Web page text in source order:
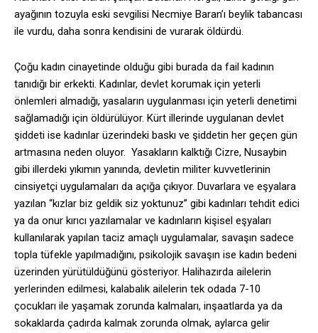
ayağının tozuyla eski sevgilisi Necmiye Baran’ı beylik tabancası
ile vurdu, daha sonra kendisini de vurarak öldürdü.
Çoğu kadın cinayetinde olduğu gibi burada da fail kadının
tanıdığı bir erkekti. Kadınlar, devlet korumak için yeterli
önlemleri almadığı, yasaların uygulanması için yeterli denetimi
sağlamadığı için öldürülüyor. Kürt illerinde uygulanan devlet
şiddeti ise kadınlar üzerindeki baskı ve şiddetin her geçen gün
artmasına neden oluyor. Yasakların kalktığı Cizre, Nusaybin
gibi illerdeki yıkımın yanında, devletin militer kuvvetlerinin
cinsiyetçi uygulamaları da açığa çıkıyor. Duvarlara ve eşyalara
yazılan “kızlar biz geldik siz yoktunuz” gibi kadınları tehdit edici
ya da onur kırıcı yazılamalar ve kadınların kişisel eşyaları
kullanılarak yapılan taciz amaçlı uygulamalar, savaşın sadece
topla tüfekle yapılmadığını, psikolojik savaşın ise kadın bedeni
üzerinden yürütüldüğünü gösteriyor. Halihazırda ailelerin
yerlerinden edilmesi, kalabalık ailelerin tek odada 7-10
çocukları ile yaşamak zorunda kalmaları, inşaatlarda ya da
sokaklarda çadırda kalmak zorunda olmak, aylarca gelir